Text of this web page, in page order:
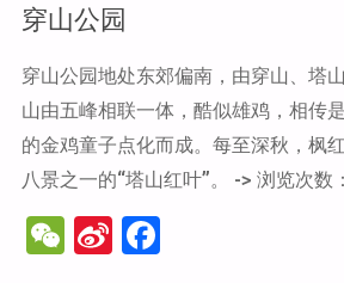
穿山公园
穿山公园地处东郊偏南，由穿山、塔
山由五峰相联一体，酷似雄鸡，相传
的金鸡童子点化而成。每至深秋，枫
八景之一的“塔山红叶”。 -> 浏览次数
W
Si